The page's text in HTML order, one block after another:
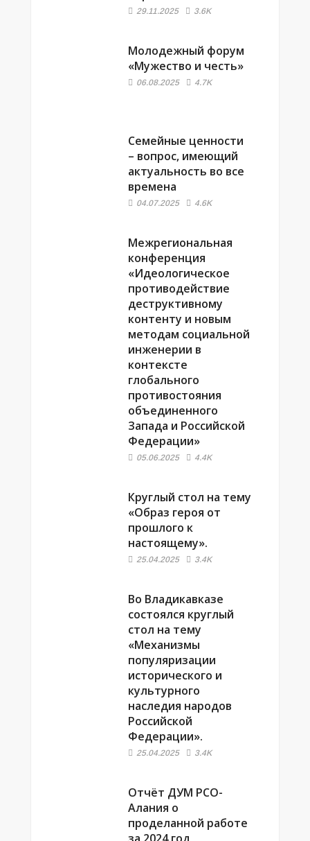
29.11.2025 3.6K
Молодежный форум
«Мужество и честь»
06.08.2025 4.7K
Семейные ценности
– вопрос, имеющий
актуальность во все
времена
04.07.2025 4.6K
Межрегиональная
конференция
«Идеологическое
противодействие
деструктивному
контенту и новым
методам социальной
инженерии в
контексте
глобального
противостояния
объединенного
Запада и Российской
Федерации»
05.06.2025 4.4K
Круглый стол на тему
«Образ героя от
прошлого к
настоящему».
25.04.2025 3.4K
Во Владикавказе
состоялся круглый
стол на тему
«Механизмы
популяризации
исторического и
культурного
наследия народов
Российской
Федерации».
25.04.2025 3.4K
Отчёт ДУМ РСО-
Алания о
проделанной работе